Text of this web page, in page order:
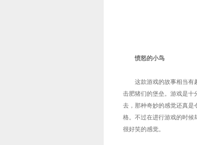
愤怒的小鸟
这款游戏的故事相当有趣
击肥猪们的堡垒。游戏是十
去，那种奇妙的感觉还真是
格。不过在进行游戏的时候
很好笑的感觉。